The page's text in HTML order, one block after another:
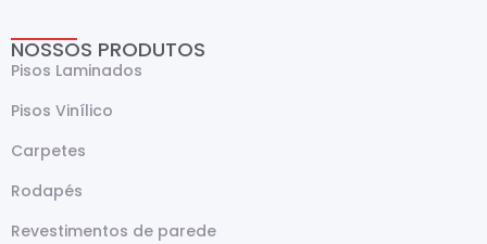
NOSSOS PRODUTOS
Pisos Laminados
Pisos Vinílico
Carpetes
Rodapés
Revestimentos de parede